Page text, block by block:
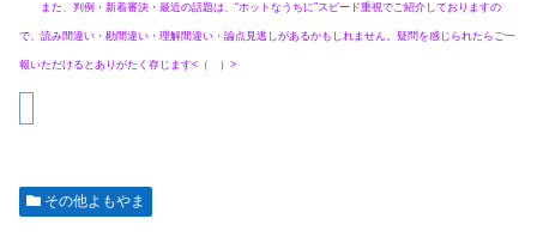
また、判例・新着審決・最近の話題は、“ホットなうちに”スピード重視でご紹介しておりますの
で、読み間違い・勘間違い・理解間違い・論点見逃しがあるかもしれません。疑問を感じられたらご一
報いただけるとありがたく存じます<（ ）>
その他よもやま